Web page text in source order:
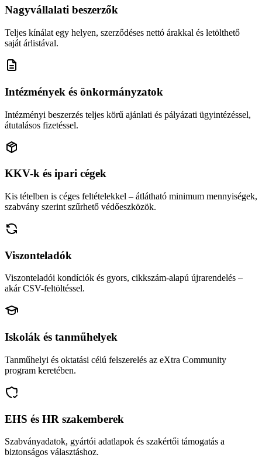
Nagyvállalati beszerzők
Teljes kínálat egy helyen, szerződéses nettó árakkal és letölthető
saját árlistával.
Intézmények és önkormányzatok
Intézményi beszerzés teljes körű ajánlati és pályázati ügyintézéssel,
átutalásos fizetéssel.
KKV-k és ipari cégek
Kis tételben is céges feltételekkel – átlátható minimum mennyiségek,
szabvány szerint szűrhető védőeszközök.
Viszonteladók
Viszonteladói kondíciók és gyors, cikkszám-alapú újrarendelés –
akár CSV-feltöltéssel.
Iskolák és tanműhelyek
Tanműhelyi és oktatási célú felszerelés az eXtra Community
program keretében.
EHS és HR szakemberek
Szabványadatok, gyártói adatlapok és szakértői támogatás a
biztonságos választáshoz.